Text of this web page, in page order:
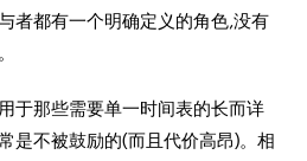
者都有一个明确定义的角色,没有
那些需要单一时间表的长而详
是不被鼓励的(而且代价高昂)。相